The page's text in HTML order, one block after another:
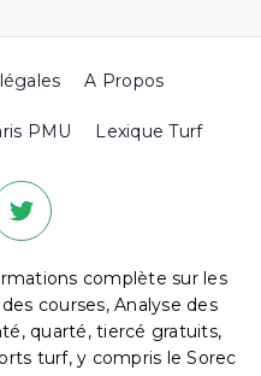
A Propos
PMU Lexique Turf
complète sur les
courses, Analyse des
quarté, tiercé gratuits,
turf, y compris le Sorec